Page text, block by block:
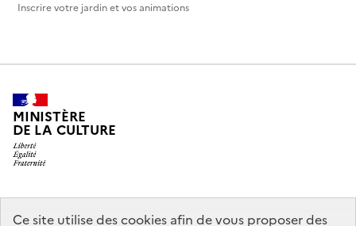
Ce site utilise des cookies afin de vous proposer des
Inscrire votre jardin et vos animations
MINISTÈRE
DE LA CULTURE
legifrance.gouv.fr info.gouv.fr